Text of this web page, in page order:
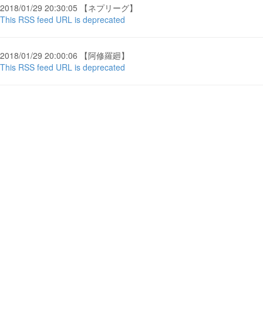
2018/01/29 20:30:05 【ネプリーグ】
This RSS feed URL is deprecated
2018/01/29 20:00:06 【阿修羅廻】
This RSS feed URL is deprecated